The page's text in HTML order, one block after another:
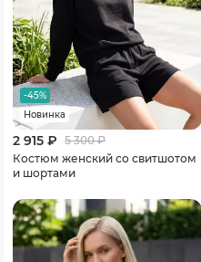
-45%
Новинка
2 915 ₽ 5 300₽
Костюм женский со свитшотом
и шортами